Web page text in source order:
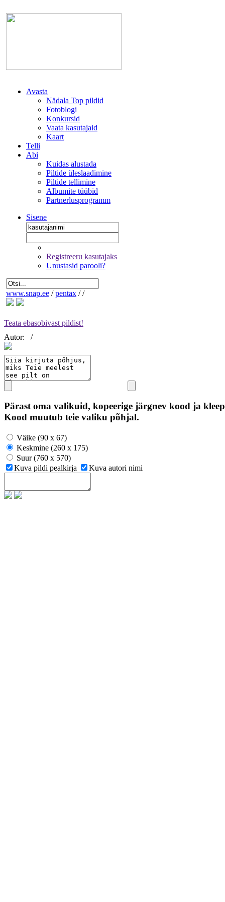
Avasta
Nädala Top pildid
Fotoblogi
Konkursid
Vaata kasutajaid
Kaart
Telli
Abi
Kuidas alustada
Piltide üleslaadimine
Piltide tellimine
Albumite tüübid
Partnerlusprogramm
Sisene
Registreeru kasutajaks
Unustasid parooli?
www.snap.ee / pentax / /
Teata ebasobivast pildist!
Autor:
/
Pärast oma valikuid, kopeerige järgnev kood ja
Kood muutub teie valiku põhjal.
Väike (90 x 67)
Keskmine (260 x 175)
Suur (760 x 570)
Kuva pildi pealkirja
Kuva autori nimi